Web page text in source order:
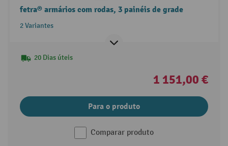
fetra® armários com rodas, 3 painéis de grade
2 Variantes
20 Dias úteis
1 151,00 €
Para o produto
Comparar produto